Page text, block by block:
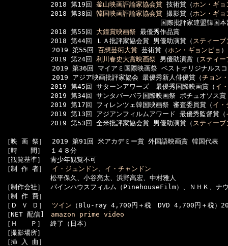
2018 第19回 釜山映画評論家協会賞 技術賞（ホン・ギョ
2018 第38回 韓国映画評論家協会賞 撮影賞（ホン・ギョ
国際批評家連盟韓国本部
2018 第55回 大鐘賞映画祭 最優秀作品賞
2018 第44回 ＬＡ批評家協会賞 男優助演賞（ スティーブ
  　　　　　　2019 第55回
百想芸術大賞 芸術賞（ホン・ギョンピョ ）
2019 第24回 利川春史大賞映画祭 男優助演賞（ スティー
　　　　　　2019 第36回 マイアミ国際映画祭 ベストオリジナルス
  　　　　　　2019 アジア映画批評家協会 最優秀新人俳優賞（
チョン
2019 第45回 サターンアワーズ　最優秀国際映画賞（ イ
2019 第34回 サンタバーバラ国際映画祭 ポチュオソス賞
2019 第17回 フィレンツェ韓国映画祭 審査委員賞（ イ・
2019 第13回 アジアンフィルムアワード 最優秀監督賞（
2019 第53回 全米批評家協会賞 男優助演賞（ スティーブ
［映 画 祭］　2019 第91回 米アカデミー賞 外国語映画賞 韓国代表
［時　　間］　１４８分
［観覧基準］　青少年観覧不可
［制 作 者］ イ・ジュンドン、 イ・チャンドン
松平保久、小谷亮太、浜野高宏、中村雅人
［制作会社］　パインハウスフィルム（PinehouseFilm）、ＮＨＫ、ナ
［制 作 費］
［Ｄ Ｖ Ｄ］ ツイン （Blu-ray 4,700円＋税　DVD 4,700円＋税）
［NET 配信] amazon prime video
［Ｈ　　Ｐ］　終了（日本）
［撮影場所］
［挿 入 曲］